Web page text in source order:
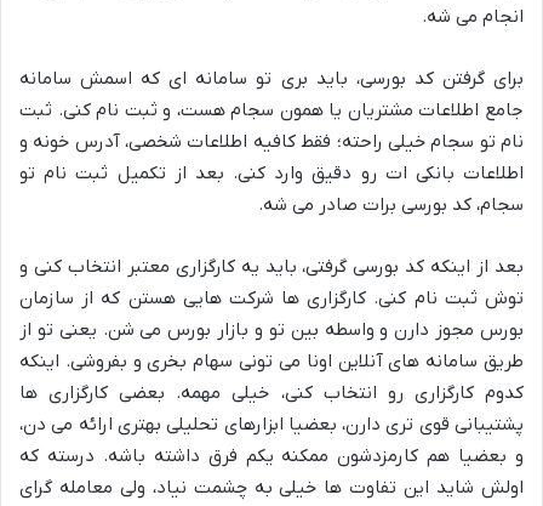
انجام می شه.
برای گرفتن کد بورسی، باید بری تو سامانه ای که اسمش سامانه
جامع اطلاعات مشتریان یا همون سجام هست، و ثبت نام کنی. ثبت
نام تو سجام خیلی راحته؛ فقط کافیه اطلاعات شخصی، آدرس خونه و
اطلاعات بانکی ات رو دقیق وارد کنی. بعد از تکمیل ثبت نام تو
سجام، کد بورسی برات صادر می شه.
بعد از اینکه کد بورسی گرفتی، باید یه کارگزاری معتبر انتخاب کنی و
توش ثبت نام کنی. کارگزاری ها شرکت هایی هستن که از سازمان
بورس مجوز دارن و واسطه بین تو و بازار بورس می شن. یعنی تو از
طریق سامانه های آنلاین اونا می تونی سهام بخری و بفروشی. اینکه
کدوم کارگزاری رو انتخاب کنی، خیلی مهمه. بعضی کارگزاری ها
پشتیبانی قوی تری دارن، بعضیا ابزارهای تحلیلی بهتری ارائه می دن،
و بعضیا هم کارمزدشون ممکنه یکم فرق داشته باشه. درسته که
اولش شاید این تفاوت ها خیلی به چشمت نیاد، ولی معامله گرای